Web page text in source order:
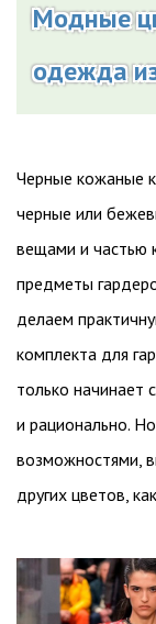
Модные
одежда
Черные кожаные
черные или
вещами и частью
предметы
делаем
комплекта для
только начинает
и рационально.
возможностями,
других цветов,